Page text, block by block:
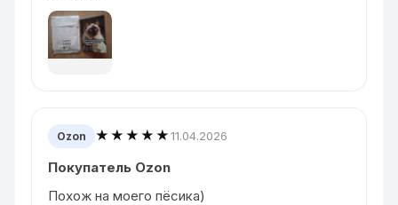
Ozon ★★★★★11.04.2026
Покупатель Ozon
Похож на моего пёсика)